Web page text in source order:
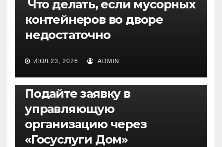
Что делать, если мусорных
контейнеров во дворе
недостаточно
ИЮЛ 23, 2026 ADMIN
НОВОСТИ
Подайте заявку в
управляющую
организацию через
«Госуслуги Дом»